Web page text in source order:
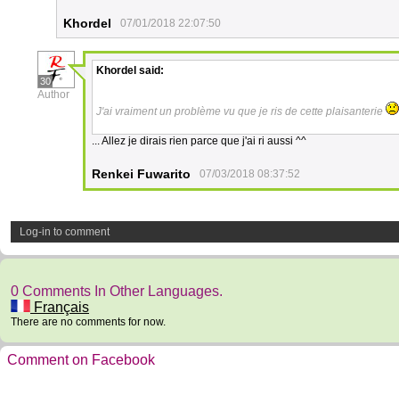
Khordel 07/01/2018 22:07:50
30
Author
Khordel said:
J'ai vraiment un problème vu que je ris de cette plaisanterie
... Allez je dirais rien parce que j'ai ri aussi ^^
Renkei Fuwarito 07/03/2018 08:37:52
Log-in to comment
0 Comments In Other Languages.
Français
There are no comments for now.
Comment on Facebook